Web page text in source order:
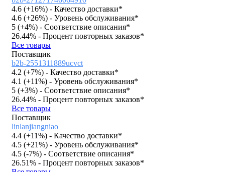
4.6 (+16%) - Качество доставки*
4.6 (+26%) - Уровень обслуживания*
5 (+4%) - Соответствие описания*
26.44% - Процент повторных заказов*
Все товары
Поставщик
b2b-2551311889ucvct
4.2 (+7%) - Качество доставки*
4.1 (+11%) - Уровень обслуживания*
5 (+3%) - Соответствие описания*
26.44% - Процент повторных заказов*
Все товары
Поставщик
linlanjiangniao
4.4 (+11%) - Качество доставки*
4.5 (+21%) - Уровень обслуживания*
4.5 (-7%) - Соответствие описания*
26.51% - Процент повторных заказов*